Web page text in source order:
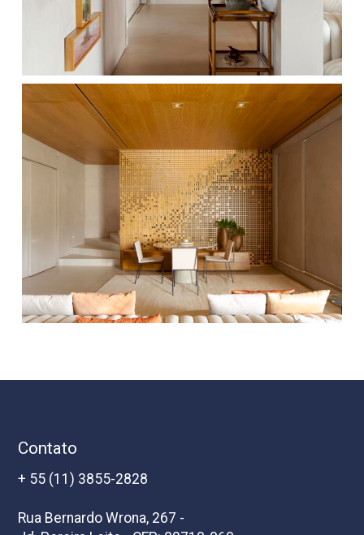
Contato
+ 55 (11) 3855-2828
Rua Bernardo Wrona, 267 -